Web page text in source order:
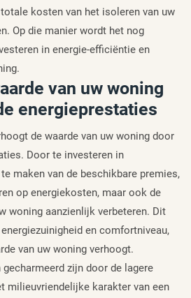
kosten van het isoleren van uw
Op die manier wordt het nog
in energie-efficiëntie en
van uw woning
energieprestaties
de waarde van uw woning door
Door te investeren in
maken van de beschikbare premies,
op energiekosten, maar ook de
woning aanzienlijk verbeteren. Dit
en comfortniveau,
van uw woning verhoogt.
zijn door de lagere
milieuvriendelijke karakter van een